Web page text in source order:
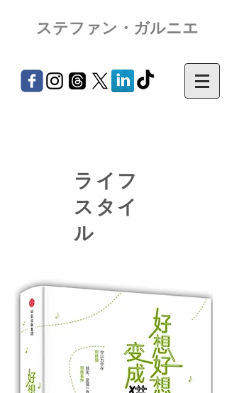
ステファン・ガルニエ
ライフ
スタイ
ル